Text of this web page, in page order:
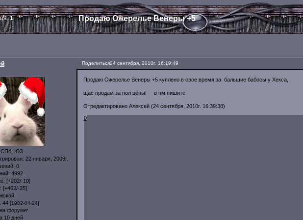
Продаю Ожерелье Венеры +5
1
Поделиться24 сентября, 2010г. 16:19:49
СПб, ЮЗ
: 22 января, 2009г.
0
4992
[+202/-10]
[+462/-25]
44 [1982-04-24]
форуме:
10 дней
Продаю Ожерелье Венеры +5 куплено в свое время за бальшие бабосы у Хекса,
щас продам за пол цены! в пм пишите
Отредактировано Алексей (24 сентября, 2010г. 16:39:38)
0